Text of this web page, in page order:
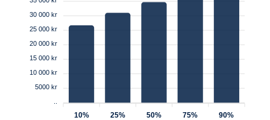
30 000 kr
25 000 kr
20 000 kr
15 000 kr
10 000 kr
5000 kr
10% 25% 50% 75% 90%